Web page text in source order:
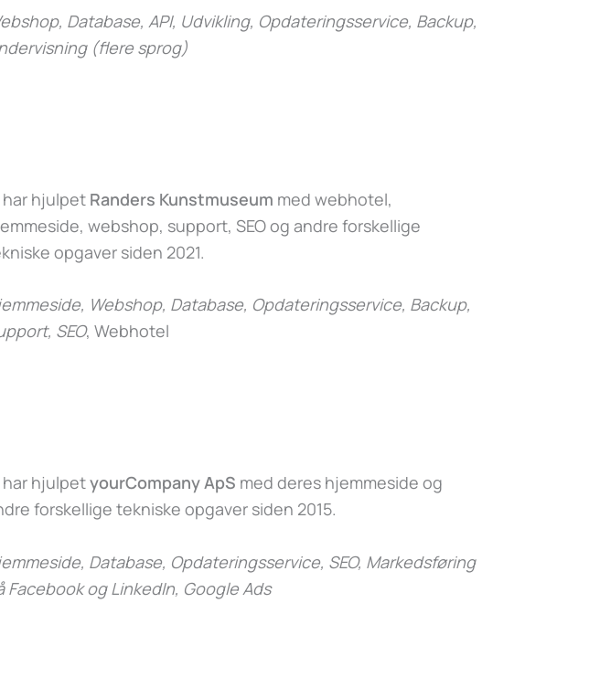
Database, API, Udvikling, Opdateringsservice, Backup,
(flere sprog)
har hjulpet Randers Kunstmuseum med webhotel,
webshop, support, SEO og andre forskellige
opgaver siden 2021.
Webshop, Database, Opdateringsservice, Backup,
SEO, Webhotel
har hjulpetyourCompany ApS med deres hjemmeside og
forskellige tekniske opgaver siden 2015.
Database, Opdateringsservice, SEO, Markedsføring
Facebook og LinkedIn, Google Ads